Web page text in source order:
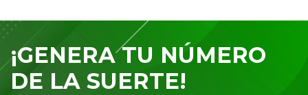
¡GENERA TU NÚMERO
DE LA SUERTE!